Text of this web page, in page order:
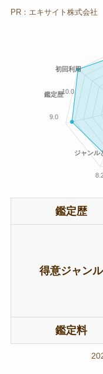
PR：エキサイト株式会社
ジャンル
鑑定歴
9.0
初回利用
10.0
鑑定歴
得意ジャンル
鑑定料